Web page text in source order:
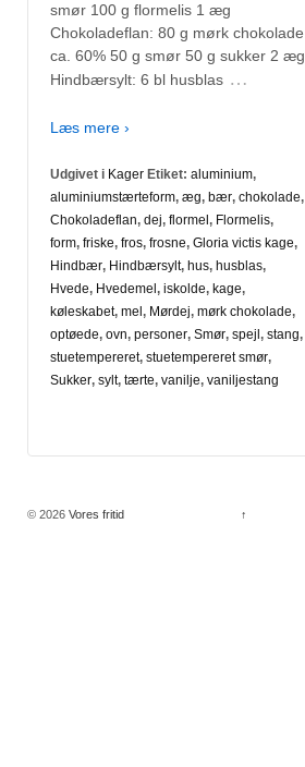
smør 100 g flormelis 1 æg
Chokoladeflan: 80 g mørk chokolade
ca. 60% 50 g smør 50 g sukker 2 æg
Hindbærsylt: 6 bl husblas …
Læs mere ›
Udgivet i Kager Etiket: aluminium,
aluminiumstærteform, æg, bær, chokolade,
Chokoladeflan, dej, flormel , Flormelis,
form, friske, fros, frosne, Gloria victis kage,
Hindbær, Hindbærsylt, hus, husblas,
Hvede, Hvedemel , iskolde, kage,
køleskabet, mel , Mørdej, mørk chokolade,
optøede, ovn, personer, Smør, spejl , stang,
stuetempereret, stuetempereret smør,
Sukker, sylt, tærte, vanilje, vaniljestang
© 2026 Vores fritid ↑